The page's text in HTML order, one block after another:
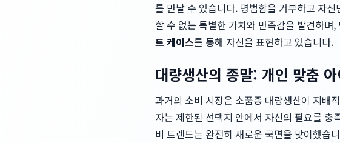
를 만날 수 있습니다. 평범함을 거부하고 자
할 수 없는 특별한 가치와 만족감을 발견하
트 케이스를 통해 자신을 표현하고 있습니다.
대량생산의 종말: 개인 맞춤
과거의 소비 시장은 소품종 대량생산이 지배
자는 제한된 선택지 안에서 자신의 필요를
비 트렌드는 완전히 새로운 국면을 맞이했습